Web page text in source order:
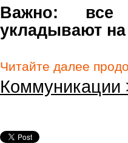
Важно: все
укладывают
Читайте далее
Коммуникации